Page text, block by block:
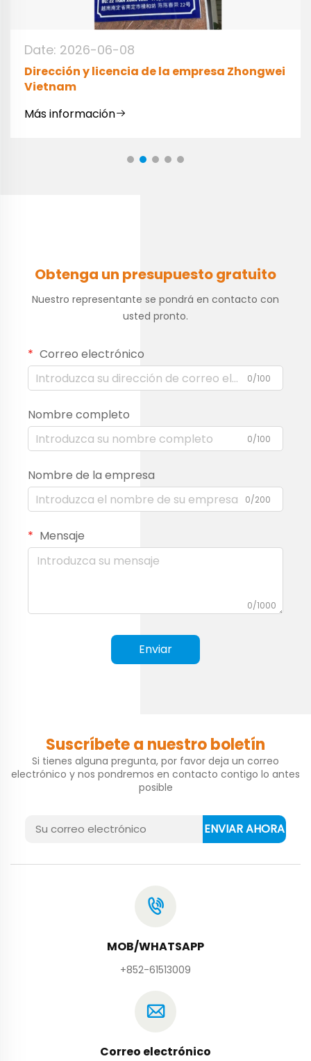
Obtenga un presupuesto gratuito
Nuestro representante se pondrá en contacto con
usted pronto.
Correo electrónico
0/100
Nombre completo
0/100
Nombre de la empresa
0/200
Mensaje
0/1000
Enviar
Suscríbete a nuestro boletín
Si tienes alguna pregunta, por favor deja un correo
electrónico y nos pondremos en contacto contigo lo antes
posible
ENVIAR AHORA
MOB/WHATSAPP
+852-61513009
Correo electrónico